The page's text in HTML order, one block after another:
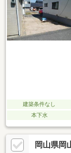
建築条件なし
本下水
岡山県岡